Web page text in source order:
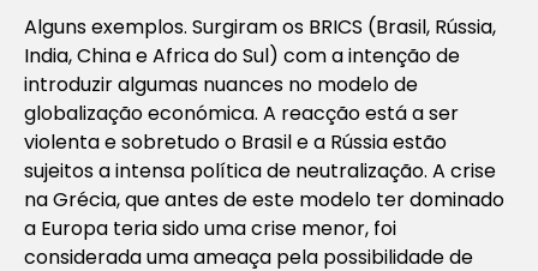
Alguns exemplos. Surgiram os BRICS (Brasil, Rússia,
India, China e Africa do Sul) com a intenção de
introduzir algumas nuances no modelo de
globalização económica. A reacção está a ser
violenta e sobretudo o Brasil e a Rússia estão
sujeitos a intensa política de neutralização. A crise
na Grécia, que antes de este modelo ter dominado
a Europa teria sido uma crise menor, foi
considerada uma ameaça pela possibilidade de